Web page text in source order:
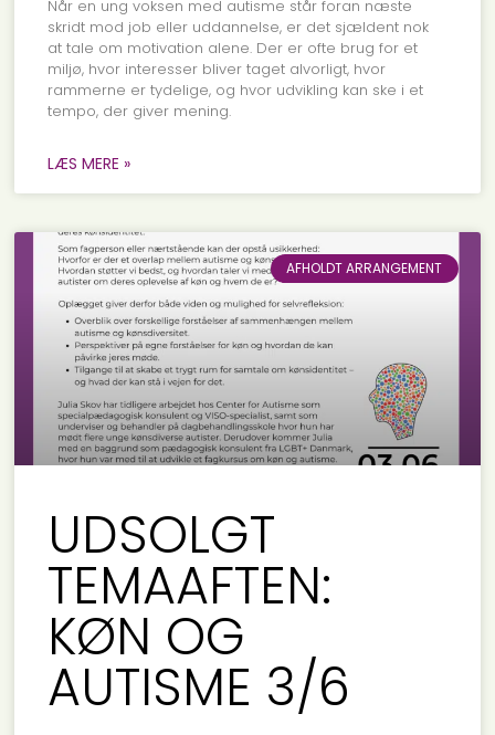
Når en ung voksen med autisme står foran næste
skridt mod job eller uddannelse, er det sjældent nok
at tale om motivation alene. Der er ofte brug for et
miljø, hvor interesser bliver taget alvorligt, hvor
rammerne er tydelige, og hvor udvikling kan ske i et
tempo, der giver mening.
LÆS MERE »
AFHOLDT ARRANGEMENT
UDSOLGT
TEMAAFTEN:
KØN OG
AUTISME 3/6